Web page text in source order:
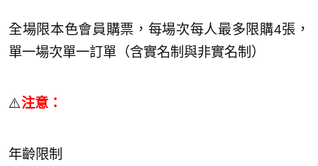
全場限本色會員購票，每場次每人最多限購4張，
單一場次單一訂單（含實名制與非實名制）
⚠️注意：
年齡限制